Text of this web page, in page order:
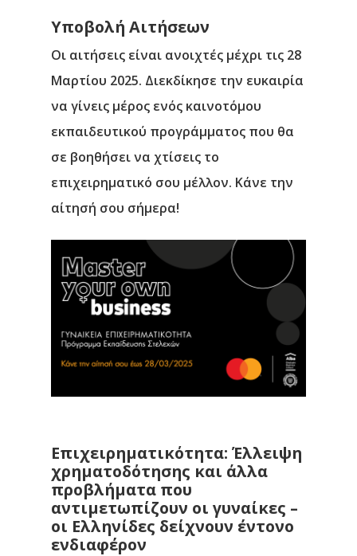
Υποβολή Αιτήσεων
Οι αιτήσεις είναι ανοιχτές μέχρι τις 28
Μαρτίου 2025. Διεκδίκησε την ευκαιρία
να γίνεις μέρος ενός καινοτόμου
εκπαιδευτικού προγράμματος που θα
σε βοηθήσει να χτίσεις το
επιχειρηματικό σου μέλλον. Κάνε την
αίτησή σου σήμερα!
Επιχειρηματικότητα: Έλλειψη
χρηματοδότησης και άλλα
προβλήματα που
αντιμετωπίζουν οι γυναίκες –
οι Ελληνίδες δείχνουν έντονο
ενδιαφέρον
Αρχική
Νέα
Επικοινωνία